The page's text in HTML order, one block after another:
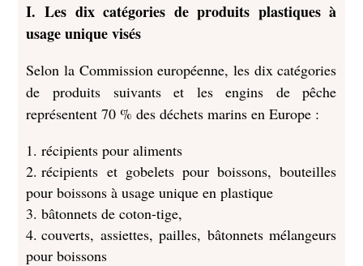
I. Les dix catégories de produits plastiques à
usage unique visés
Selon la Commission européenne, les dix catégories
de produits suivants et les engins de pêche
représentent 70 % des déchets marins en Europe :
récipients pour aliments
récipients et gobelets pour boissons, bouteilles
pour boissons à usage unique en plastique
bâtonnets de coton-tige,
couverts, assiettes, pailles, bâtonnets mélangeurs
pour boissons